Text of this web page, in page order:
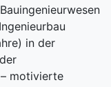
in der
motivierte